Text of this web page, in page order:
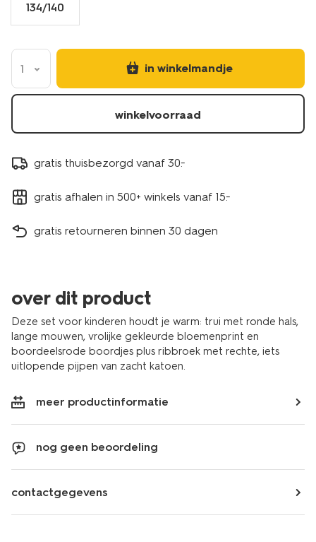
134/140
1 in winkelmandje
winkelvoorraad
gratis thuisbezorgd vanaf 30.-
gratis afhalen in 500+ winkels vanaf 15.-
gratis retourneren binnen 30 dagen
over dit product
Deze set voor kinderen houdt je warm: trui met ronde hals,
lange mouwen, vrolijke gekleurde bloemenprint en
boordeelsrode boordjes plus ribbroek met rechte, iets
uitlopende pijpen van zacht katoen.
meer productinformatie
nog geen beoordeling
contactgegevens